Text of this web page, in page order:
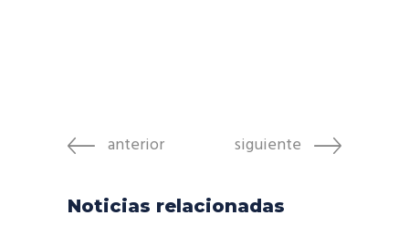
anterior siguiente
Noticias relacionadas